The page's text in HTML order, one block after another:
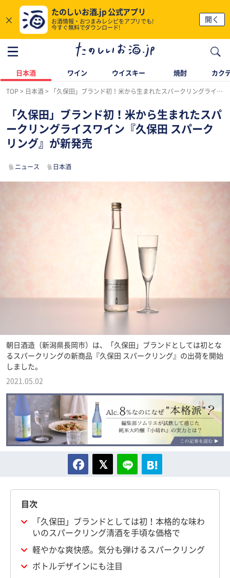
×
たのしいお酒.jp 公式アプリ
お酒情報・おつまみレシピをアプリでも!
今すぐ無料でダウンロード!
開く
日本酒 ワイン ウイスキー 焼酎 カク
TOP 日本酒 「久保田」ブランド初！米から生まれたスパークリングライスワイン『久保田 スパークリング』が新発売
「久保田」ブランド初！米から生まれたスパ
ークリングライスワイン『久保田 スパーク
リング』が新発売
ニュース 日本酒
朝日酒造（新潟県長岡市）は、「久保田」ブランドとしては初とな
るスパークリングの新商品『久保田 スパークリング』の出荷を開始
しました。
2021.05.02
目次
「久保田」ブランドとしては初！本格的な味わ
いのスパークリング清酒を手頃な価格で
軽やかな爽快感。気分も弾けるスパークリング
ボトルデザインにも注目